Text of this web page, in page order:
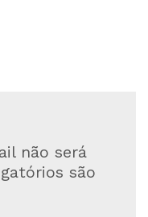
não será
são